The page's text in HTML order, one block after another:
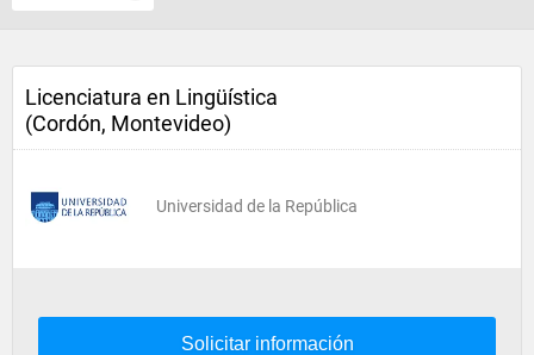
Licenciatura en Lingüística
(Cordón, Montevideo)
Universidad de la República
Solicitar información